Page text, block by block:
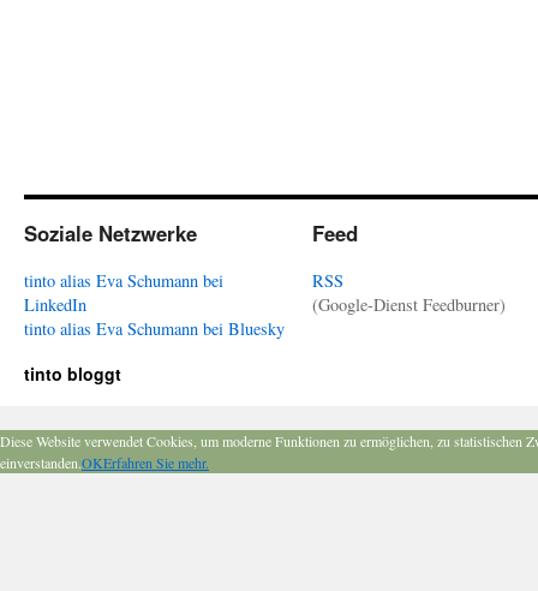
Soziale Netzwerke
tinto alias Eva Schumann bei
LinkedIn
tinto alias Eva Schumann bei Bluesky
Feed
RSS
(Google-Dienst Feedburner)
tinto bloggt
Diese Website verwendet Cookies, um moderne Funktionen zu ermöglichen, zu
einverstanden.OKErfahren Sie mehr.